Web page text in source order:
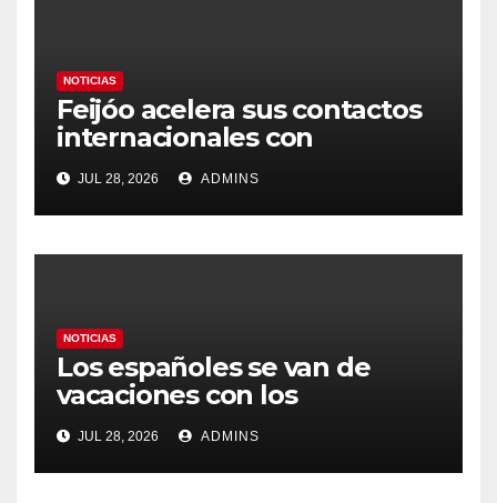
NOTICIAS
Feijóo acelera sus contactos
internacionales con
Latinoamérica como socio
prioritario en su agenda de
gobierno
JUL 28, 2026 ADMINS
NOTICIAS
Los españoles se van de
vacaciones con los
carburantes hasta un 21%
más caros que el año pasado
y los hoteles disparados
JUL 28, 2026 ADMINS